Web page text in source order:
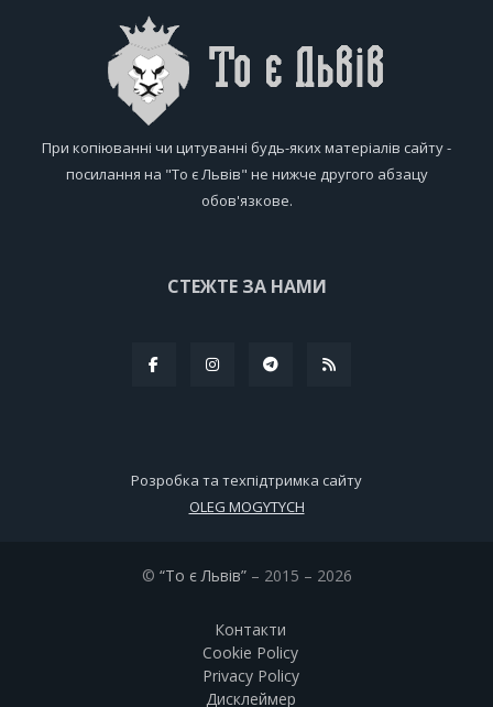
При копіюванні чи цитуванні будь-яких матеріалів сайту -
посилання на "То є Львів" не нижче другого абзацу
обов'язкове.
СТЕЖТЕ ЗА НАМИ
Розробка та техпідтримка сайту
OLEG MOGYTYCH
© “То є Львів”– 2015 – 2026
Контакти
Cookie Policy
Privacy Policy
Дисклеймер